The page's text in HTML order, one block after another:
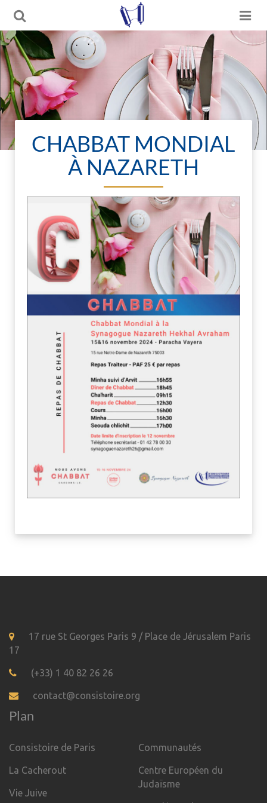
CHABBAT MONDIAL
À NAZARETH
17 rue St Georges Paris 9 / Place de Jérusalem Paris
17
(+33) 1 40 82 26 26
contact@consistoire.org
Plan
Consistoire de Paris
La Cacherout
Vie Juive
Communautés
Centre Européen du
Judaïsme